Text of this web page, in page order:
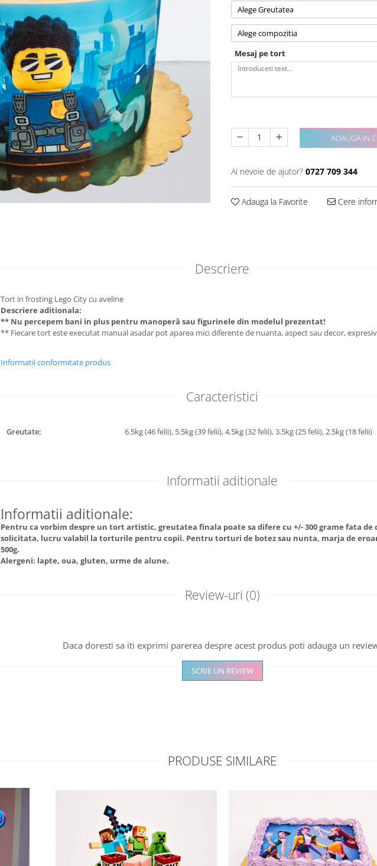
Alege Greutatea
Alege compozitia
Mesaj pe tort
ADAUGA IN
Ai nevoie de ajutor? 0727 709 344
Adauga la Favorite Cere
Descriere
Tort in frosting Lego City cu aveline
Descriere aditionala:
** Nu percepem bani in plus pentru manoperă sau figurinele din modelul prezentat!
** Fiecare tort este executat manual asadar pot aparea mici diferente de nuanta, aspect sau decor,
Informatii conformitate produs
Caracteristici
Greutate: 6.5kg (46 felii), 5.5kg (39 felii),4.5kg (32 felii),3.5kg (25 felii),2.5kg (18 felii)
Informatii aditionale
Informatii aditionale:
Pentru ca vorbim despre un tort artistic, greutatea finala poate sa difere cu +/- 300 grame fata
solicitata, lucru valabil la torturile pentru copii. Pentru torturi de botez sau nunta, marja de
500g.
Alergeni: lapte, oua, gluten, urme de alune.
Review-uri (0)
Daca doresti sa iti exprimi parerea despre acest produs poti adauga un
SCRIE UN REVIEW
PRODUSE SIMILARE